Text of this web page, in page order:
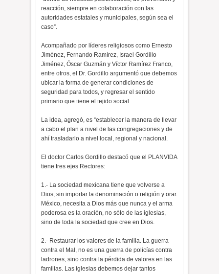
reacción, siempre en colaboración con las
autoridades estatales y municipales, según sea el
caso”.
Acompañado por líderes religiosos como Ernesto
Jiménez, Fernando Ramírez, Israel Gordillo
Jiménez, Óscar Guzmán y Víctor Ramírez Franco,
entre otros, el Dr. Gordillo argumentó que debemos
ubicar la forma de generar condiciones de
seguridad para todos, y regresar el sentido
primario que tiene el tejido social.
La idea, agregó, es “establecer la manera de llevar
a cabo el plan a nivel de las congregaciones y de
ahí trasladarlo a nivel local, regional y nacional.
El doctor Carlos Gordillo destacó que el PLANVIDA
tiene tres ejes Rectores:
1.- La sociedad mexicana tiene que volverse a
Dios, sin importar la denominación o religión y orar.
México, necesita a Dios más que nunca y el arma
poderosa es la oración, no sólo de las iglesias,
sino de toda la sociedad que cree en Dios.
2.- Restaurar los valores de la familia. La guerra
contra el Mal, no es una guerra de policías contra
ladrones, sino contra la pérdida de valores en las
familias. Las iglesias debemos dejar tantos